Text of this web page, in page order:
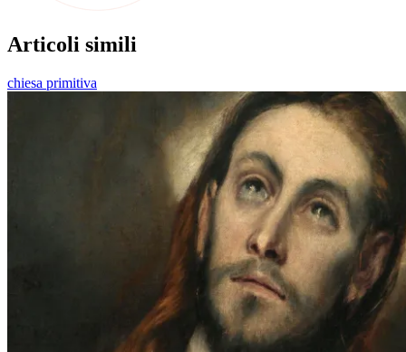
Articoli simili
chiesa primitiva